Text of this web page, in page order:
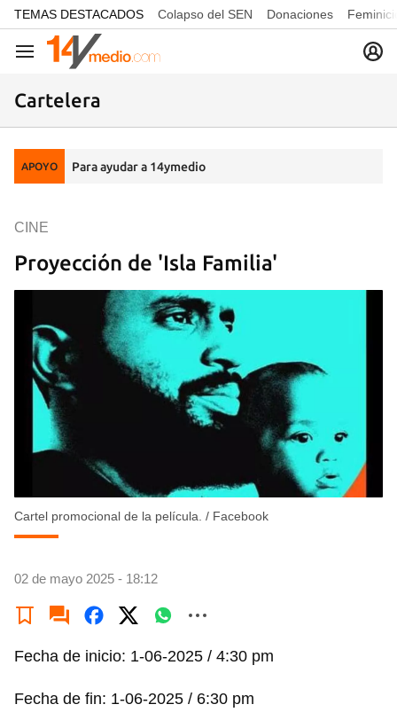
common.go-to-content
TEMAS DESTACADOS Colapso del SEN Donaciones
Navegación
Cartelera
APOYO Para ayudar a 14ymedio
Proyección de 'Isla Familia'
CINE
Cartel promocional de la película. / Facebook
02 de mayo 2025 - 18:12
Fecha de inicio: 1-06-2025 / 4:30 pm
Fecha de fin: 1-06-2025 / 6:30 pm